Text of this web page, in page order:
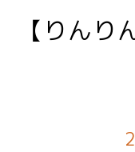
【りんり